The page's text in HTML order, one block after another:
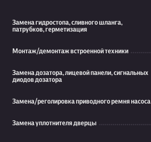
Замена гидростопа, сливного шланга,
патрубков, герметизация
Монтаж/демонтаж встроенной техники
Замена дозатора, лицевой панели, сигнальных
диодов дозатора
Замена/реголировка приводного ремня насоса
Замена уплотнителя дверцы